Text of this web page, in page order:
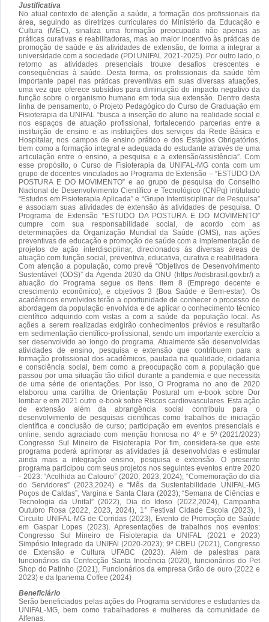
Justificativa
No atual contexto de atenção a saúde, a formação dos profissionais da
área, seguindo as diretrizes curriculares do Ministério da Educação e
Cultura (MEC), sinaliza uma formação preocupada não apenas as
práticas curativas e reabilitadoras, mas ao maior incentivo às práticas de
promoção de saúde e às atividades de extensão, de forma a integrar a
universidade com a sociedade (PDI UNIFAL 2021-2025). Por outro lado, o
retorno as atividades presenciais trouxe desafios crescentes e
consequências à saúde. Desta forma, os profissionais da saúde têm
importante papel nas práticas preventivas em suas diversas atuações,
uma vez que oferece subsídios para diminuição do impacto negativo da
função sobre o organismo humano em toda sua extensão. Dentro desta
linha de pensamento, o Projeto Pedagógico do Curso de Graduação em
Fisioterapia da UNIFAL “busca a inserção do aluno na realidade social e
nos espaços de atuação profissional, fortalecendo parcerias entre a
instituição de ensino e as instituições dos serviços da Rede Básica e
Hospitalar, nos campos de ensino prático e dos Estágios Obrigatórios,
bem como a formação integral e adequada do estudante através de uma
articulação entre o ensino, a pesquisa e a extensão/assistência”. Com
esse propósito, o Curso de Fisioterapia da UNIFAL-MG conta com um
grupo de docentes vinculados ao Programa de Extensão – “ESTUDO DA
POSTURA E DO MOVIMENTO” e ao grupo de pesquisa do Conselho
Nacional de Desenvolvimento Científico e Tecnológico (CNPq) intitulado
“Estudos em Fisioterapia Aplicada” e “Grupo Interdisciplinar de Pesquisa”
e associam suas atividades de extensão às atividades de pesquisa. O
Programa de Extensão “ESTUDO DA POSTURA E DO MOVIMENTO”
cumpre com sua responsabilidade social, de acordo com as
determinações da Organização Mundial da Saúde (OMS), nas ações
preventivas de educação e promoção de saúde com a implementação de
projetos de ação interdisciplinar, direcionados às diversas áreas de
atuação com função social, preventiva, educativa, curativa e reabilitadora.
Com atenção a população, como prevê “Objetivos de Desenvolvimento
Sustentável (ODS)” da Agenda 2030 da ONU (https://odsbrasil.gov.br/) a
atuação do Programa segue os itens. item 8 (Emprego decente e
crescimento econômico), e objetivos 3 (Boa Saúde e Bem-estar). Os
acadêmicos envolvidos terão a oportunidade de conhecer o processo de
abordagem da população envolvida e de aplicar o conhecimento técnico
científico adquirido com vistas a com a saúde da população local. As
ações a serem realizadas exigirão conhecimentos prévios e resultarão
em sedimentação científico-profissional, sendo um importante exercício a
ser desenvolvido ao longo do programa. Atualmente são desenvolvidas
atividades de ensino, pesquisa e extensão que contribuem para a
formação profissional dos acadêmicos, pautada na qualidade, cidadania
e consciência social, bem como a preocupação com a população que
passou por uma situação tão difícil durante a pandemia e que necessita
de uma série de orientações. Por isso, O Programa no ano de 2020
elaborou uma cartilha de Orientação Postural um e-book sobre Dor
lombar e em 2021 outro e-book sobre Riscos cardiovasculares. Esta ação
de extensão além da abrangência social contribuiu para o
desenvolvimento de pesquisas científicas como trabalhos de iniciação
científica e conclusão de curso; participação em eventos presenciais e
online, sendo agraciado com menção honrosa no 4º e 5º (2021/2023)
Congresso Sul Mineiro de Fisioterapia Por fim, considera-se que este
programa poderá aprimorar as atividades já desenvolvidas e estimular
ainda mais a integração ensino, pesquisa e extensão. O presente
programa participou com seus projetos nos seguintes eventos entre 2020
- 2023: “Acolhida ao Calouro” (2020, 2023, 2024); “Comemoração do dia
do Servidores” (2023,2024) e “Mês da Sustentabilidade UNIFAL-MG
Poços de Caldas”, Vargina e Santa Clara (2023); “Semana de Ciências e
Tecnologia da Unifal” (2022), Dia do Idoso (2022,2024), Campanha
Outubro Rosa (2022, 2023, 2024), 1° Festival Cidade Escola (2023), I
Circuito UNIFAL-MG de Corridas (2023), Evento de Promoção de Saúde
em Gaspar Lopes (2023). Apresentações de trabalhos nos eventos:
Congresso Sul Mineiro de Fisioterapia da UNIFAL (2021 e 2023)
Simpósio Integrado da UNIFAl (2020-2023); 9º CBEU (2021), Congresso
de Extensão e Cultura UFABC (2023). Além de palestras para
funcionários da Confecção Santa Inocência (2020), funcionários do Pet
Shop do Patinho (2021), Funcionários da empresa Grão de ouro (2022 e
2023) e da Ipanema Coffee (2024)
Beneficiário
Serão beneficiados pelas ações do Programa servidores e estudantes da
UNIFAL-MG, bem como trabalhadores e mulheres da comunidade de
Alfenas.